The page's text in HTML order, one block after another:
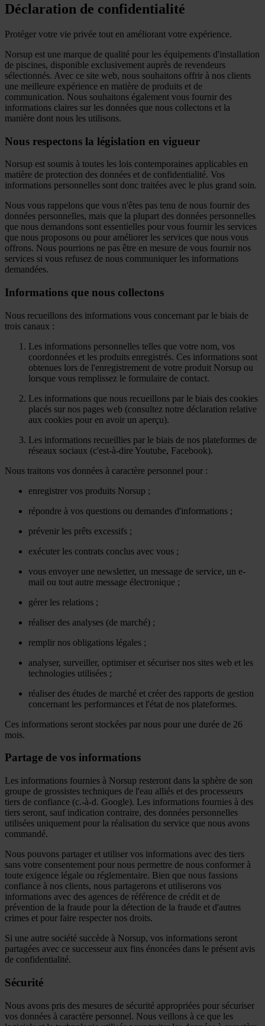
Déclaration de confidentialité
Protéger votre vie privée tout en améliorant votre expérience.
Norsup est une marque de qualité pour les équipements d'installation
de piscines, disponible exclusivement auprès de revendeurs
sélectionnés. Avec ce site web, nous souhaitons offrir à nos clients
une meilleure expérience en matière de produits et de
communication. Nous souhaitons également vous fournir des
informations claires sur les données que nous collectons et la
manière dont nous les utilisons.
Nous respectons la législation en vigueur
Norsup est soumis à toutes les lois contemporaines applicables en
matière de protection des données et de confidentialité. Vos
informations personnelles sont donc traitées avec le plus grand soin.
Nous vous rappelons que vous n'êtes pas tenu de nous fournir des
données personnelles, mais que la plupart des données personnelles
que nous demandons sont essentielles pour vous fournir les services
que nous proposons ou pour améliorer les services que nous vous
offrons. Nous pourrions ne pas être en mesure de vous fournir nos
services si vous refusez de nous communiquer les informations
demandées.
Informations que nous collectons
Nous recueillons des informations vous concernant par le biais de
trois canaux :
Les informations personnelles telles que votre nom, vos
coordonnées et les produits enregistrés. Ces informations sont
obtenues lors de l'enregistrement de votre produit Norsup ou
lorsque vous remplissez le formulaire de contact.
Les informations que nous recueillons par le biais des cookies
placés sur nos pages web (consultez notre déclaration relative
aux cookies pour en avoir un aperçu).
Les informations recueillies par le biais de nos plateformes de
réseaux sociaux (c'est-à-dire Youtube, Facebook).
Nous traitons vos données à caractère personnel pour :
enregistrer vos produits Norsup ;
répondre à vos questions ou demandes d'informations ;
prévenir les prêts excessifs ;
exécuter les contrats conclus avec vous ;
vous envoyer une newsletter, un message de service, un e-
mail ou tout autre message électronique ;
gérer les relations ;
réaliser des analyses (de marché) ;
remplir nos obligations légales ;
analyser, surveiller, optimiser et sécuriser nos sites web et les
technologies utilisées ;
réaliser des études de marché et créer des rapports de gestion
concernant les performances et l'état de nos plateformes.
Ces informations seront stockées par nous pour une durée de 26
mois.
Partage de vos informations
Les informations fournies à Norsup resteront dans la sphère de son
groupe de grossistes techniques de l'eau alliés et des processeurs
tiers de confiance (c.-à-d. Google). Les informations fournies à des
tiers seront, sauf indication contraire, des données personnelles
utilisées uniquement pour la réalisation du service que nous avons
commandé.
Nous pouvons partager et utiliser vos informations avec des tiers
sans votre consentement pour nous permettre de nous conformer à
toute exigence légale ou réglementaire. Bien que nous fassions
confiance à nos clients, nous partagerons et utiliserons vos
informations avec des agences de référence de crédit et de
prévention de la fraude pour la détection de la fraude et d'autres
crimes et pour faire respecter nos droits.
Si une autre société succède à Norsup, vos informations seront
partagées avec ce successeur aux fins énoncées dans le présent avis
de confidentialité.
Sécurité
Nous avons pris des mesures de sécurité appropriées pour sécuriser
vos données à caractère personnel. Nous veillons à ce que les